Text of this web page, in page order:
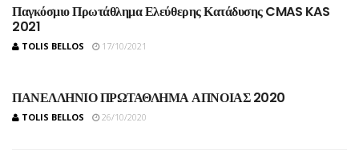
Παγκόσμιο Πρωτάθλημα Ελεύθερης Κατάδυσης CMAS KAS
2021
TOLIS BELLOS 17/10/2021
ΠΑΝΕΛΛΗΝΙΟ ΠΡΩΤΑΘΛΗΜΑ ΑΠΝΟΙΑΣ 2020
TOLIS BELLOS 26/10/2020